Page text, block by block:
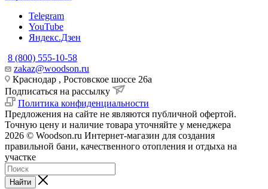
Telegram
YouTube
Яндекс.Дзен
8 (800) 555-10-58
zakaz@woodson.ru
Краснодар , Ростовское шоссе 26а
Подписаться на рассылку
Политика конфиденциальности
Предложения на сайте не являются публичной офертой.
Точную цену и наличие товара уточняйте у менеджера
2026 © Woodson.ru Интернет-магазин для создания
правильной бани, качественного отопления и отдыха на
участке
Найти